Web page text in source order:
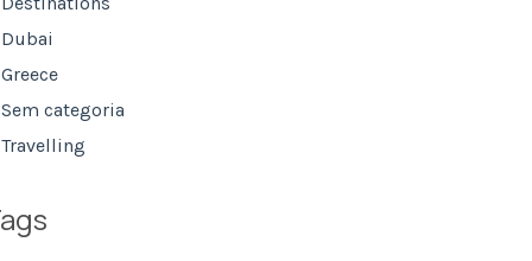
Dubai
Greece
Sem categoria
Travelling